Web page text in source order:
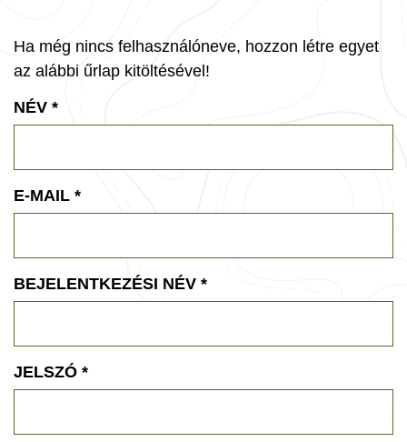
Ha még nincs felhasználóneve, hozzon létre egyet
az alábbi űrlap kitöltésével!
NÉV *
E-MAIL *
BEJELENTKEZÉSI NÉV *
JELSZÓ *